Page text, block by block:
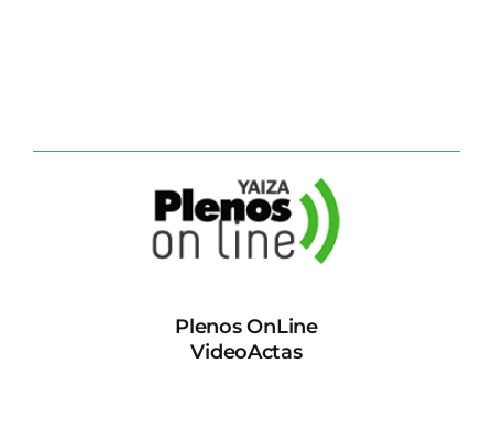
Plenos OnLine
VideoActas